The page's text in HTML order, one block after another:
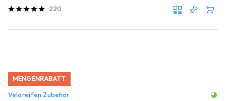
220
MENGENRABATT
Veloreifen Zubehör